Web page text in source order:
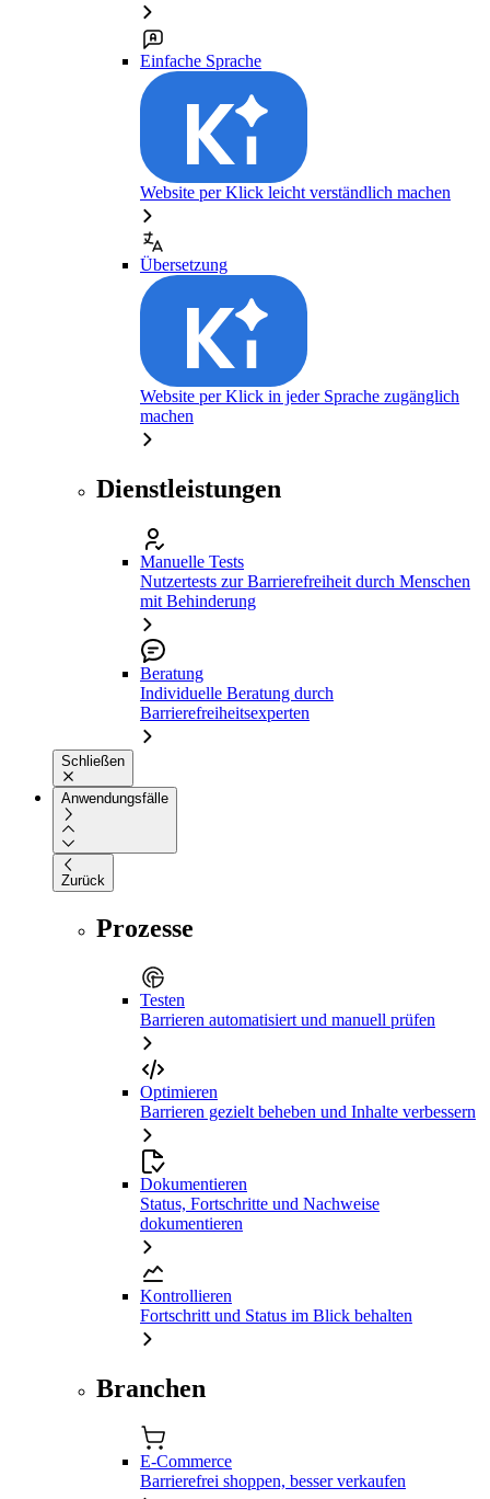
Einfache Sprache
Website per Klick leicht verständlich machen
Übersetzung
Website per Klick in jeder Sprache zugänglich
machen
Dienstleistungen
Manuelle Tests
Nutzertests zur Barrierefreiheit durch Menschen
mit Behinderung
Beratung
Individuelle Beratung durch
Barrierefreiheitsexperten
Schließen
Anwendungsfälle
Zurück
Prozesse
Testen
Barrieren automatisiert und manuell prüfen
Optimieren
Barrieren gezielt beheben und Inhalte verbessern
Dokumentieren
Status, Fortschritte und Nachweise
dokumentieren
Kontrollieren
Fortschritt und Status im Blick behalten
Branchen
E-Commerce
Barrierefrei shoppen, besser verkaufen